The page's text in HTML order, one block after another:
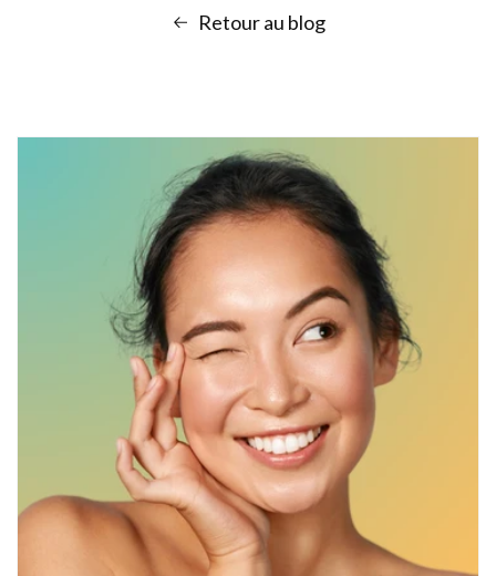
Retour au blog